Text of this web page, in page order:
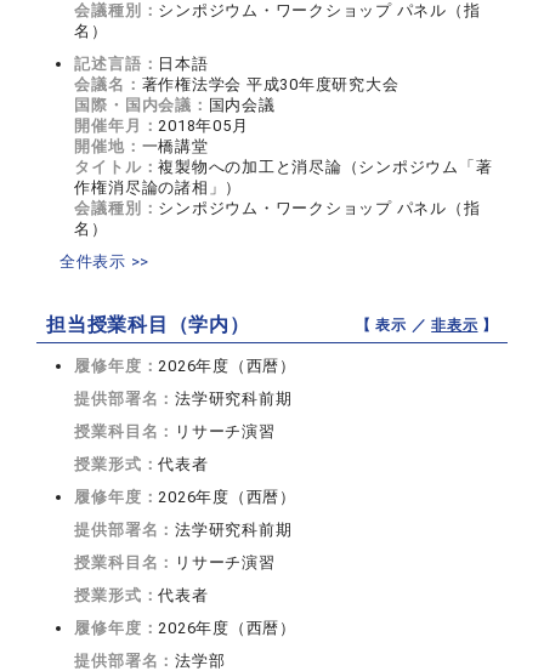
会議種別： シンポジウム・ワークショップ パネル（指
名）
記述言語： 日本語
会議名： 著作権法学会 平成30年度研究大会
国際・国内会議： 国内会議
開催年月：2018年05月
開催地： 一橋講堂
タイトル：複製物への加工と消尽論（シンポジウム「著
作権消尽論の諸相」）
会議種別： シンポジウム・ワークショップ パネル（指
名）
全件表示 >>
担当授業科目（学内） 【 表示 ／非表示 】
履修年度：2026年度（西暦）
提供部署名：法学研究科前期
授業科目名： リサーチ演習
授業形式：代表者
履修年度：2026年度（西暦）
提供部署名：法学研究科前期
授業科目名： リサーチ演習
授業形式：代表者
履修年度：2026年度（西暦）
提供部署名：法学部